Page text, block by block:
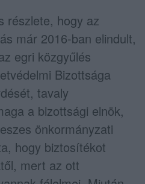
részlete, hogy az
már 2016-ban elindult,
egri közgyűlés
Bizottsága
tavaly
a bizottsági elnök,
önkormányzati
hogy biztosítékot
mert az ott